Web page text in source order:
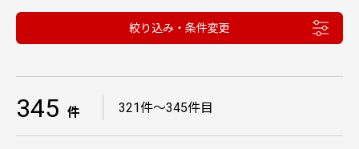
絞り込み・条件変更
345 件 321件〜345件目